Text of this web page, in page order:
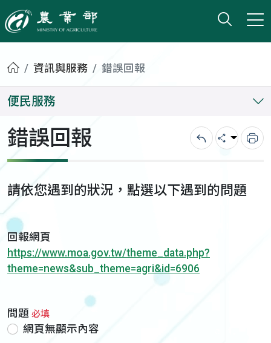
農業部
打開
小版
首頁資訊與服務 錯誤回報
便民服務
錯誤回報 回上一頁
分享 列
請依您遇到的狀況，點選以下遇到的問題
回報網頁
https://www.moa.gov.tw/theme_data.php?
theme=news&sub_theme=agri&id=6906
問題 必填
網頁無顯示內容